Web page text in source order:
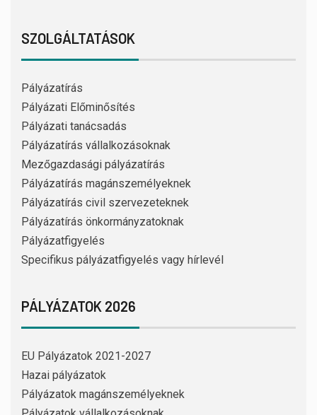
SZOLGÁLTATÁSOK
Pályázatírás
Pályázati Előminősítés
Pályázati tanácsadás
Pályázatírás vállalkozásoknak
Mezőgazdasági pályázatírás
Pályázatírás magánszemélyeknek
Pályázatírás civil szervezeteknek
Pályázatírás önkormányzatoknak
Pályázatfigyelés
Specifikus pályázatfigyelés vagy hírlevél
PÁLYÁZATOK 2026
EU Pályázatok 2021-2027
Hazai pályázatok
Pályázatok magánszemélyeknek